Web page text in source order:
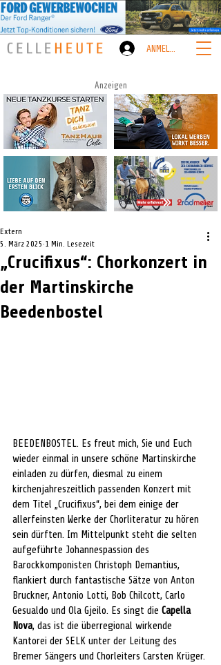
ANMELDEN
Anzeigen
„Crucifixus“: Chorkonzert in
der Martinskirche
Beedenbostel
Extern
5. März 2025 1 Min. Lesezeit
BEEDENBOSTEL. Es freut mich, Sie und Euch
wieder einmal in unsere schöne Martinskirche
einladen zu dürfen, diesmal zu einem
kirchenjahreszeitlich passenden Konzert mit
dem Titel „Crucifixus“, bei dem einige der
allerfeinsten Werke der Chorliteratur zu hören
sein dürften. Im Mittelpunkt steht die selten
aufgeführte Johannespassion des
Barockkomponisten Christoph Demantius,
flankiert durch fantastische Sätze von Anton
Bruckner, Antonio Lotti, Bob Chilcott, Carlo
Gesualdo und Ola Gjeilo. Es singt die Capella
Nova, das ist die überregional wirkende
Kantorei der SELK unter der Leitung des
Bremer Sängers und Chorleiters Carsten Krüger.